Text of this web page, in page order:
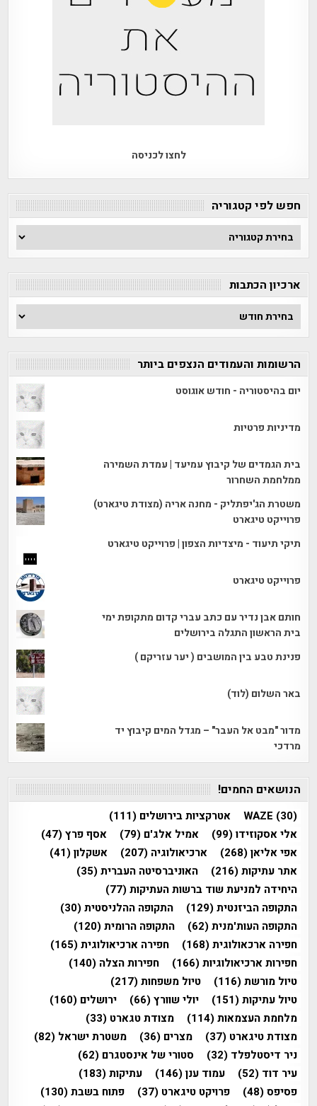
לחצו לכניסה
חפש לפי קטגוריה
חפש
לפי
ארכיון הכתבות
ארכיון
הכתבות
הרשומות והעמודים הנצפים ביותר
יום בהיסטוריה - חודש אוגוסט
מדיניות פרטיות
בית הגמדים של קיבוץ עמיעד | עמדת השמירה
ממלחמת השחרור
משטרת הג'יפתליק - מחנה אריה (מצודת טיגארט)
פרוייקט טיגארט
תיקי תיעוד - מיצדיות הצפון | פרוייקט טיגארט
פרוייקט טיגארט
חותם אבן נדיר עם כתב עברי קדום מתקופת ימי
בית הראשון התגלה בירושלים
פנינת טבע בין המושבים ( יער עזריקם )
באר השלום (לוד)
מדור "מבט אל העבר" – מגדל המים קיבוץ יד
מרדכי
הנושאים החמים!
WAZE (30) אטרקציות בירושלים (111)
אלי אסקוזידו(99) אמיל אלג'ם (79) אסף פרץ(47)
אפי אליאן(268) ארכיאולוגיה (207) אשקלון(41)
אתר עתיקות(216) האוניברסיטה העברית(35)
היחידה למניעת שוד ברשות העתיקות(77)
התקופה הביזנטית(129) התקופה ההלניסטית(30)
התקופה העות'מנית(62) התקופה הרומית(120)
חפירה ארכאולוגית(168) חפירה ארכיאולוגית(165)
חפירות ארכיאולוגיות(166) חפירות הצלה (140)
טיול מורשת(116) טיול משפחות(217)
טיול עתיקות(151) יולי שוורץ(66) ירושלים (160)
מלחמת העצמאות(114) מצודת טגארט (33)
מצודת טיגארט (37) מצרים (36) משטרת ישראל (82)
ניר דיסטלפלד (32) סטורי של אינסטגרם (62)
עיר דוד (52) עמוד ענן(146) עתיקות(183)
פסיפס(48) פרויקט טיגארט (37) פתוח בשבת(130)